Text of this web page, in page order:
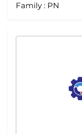
Family : PN